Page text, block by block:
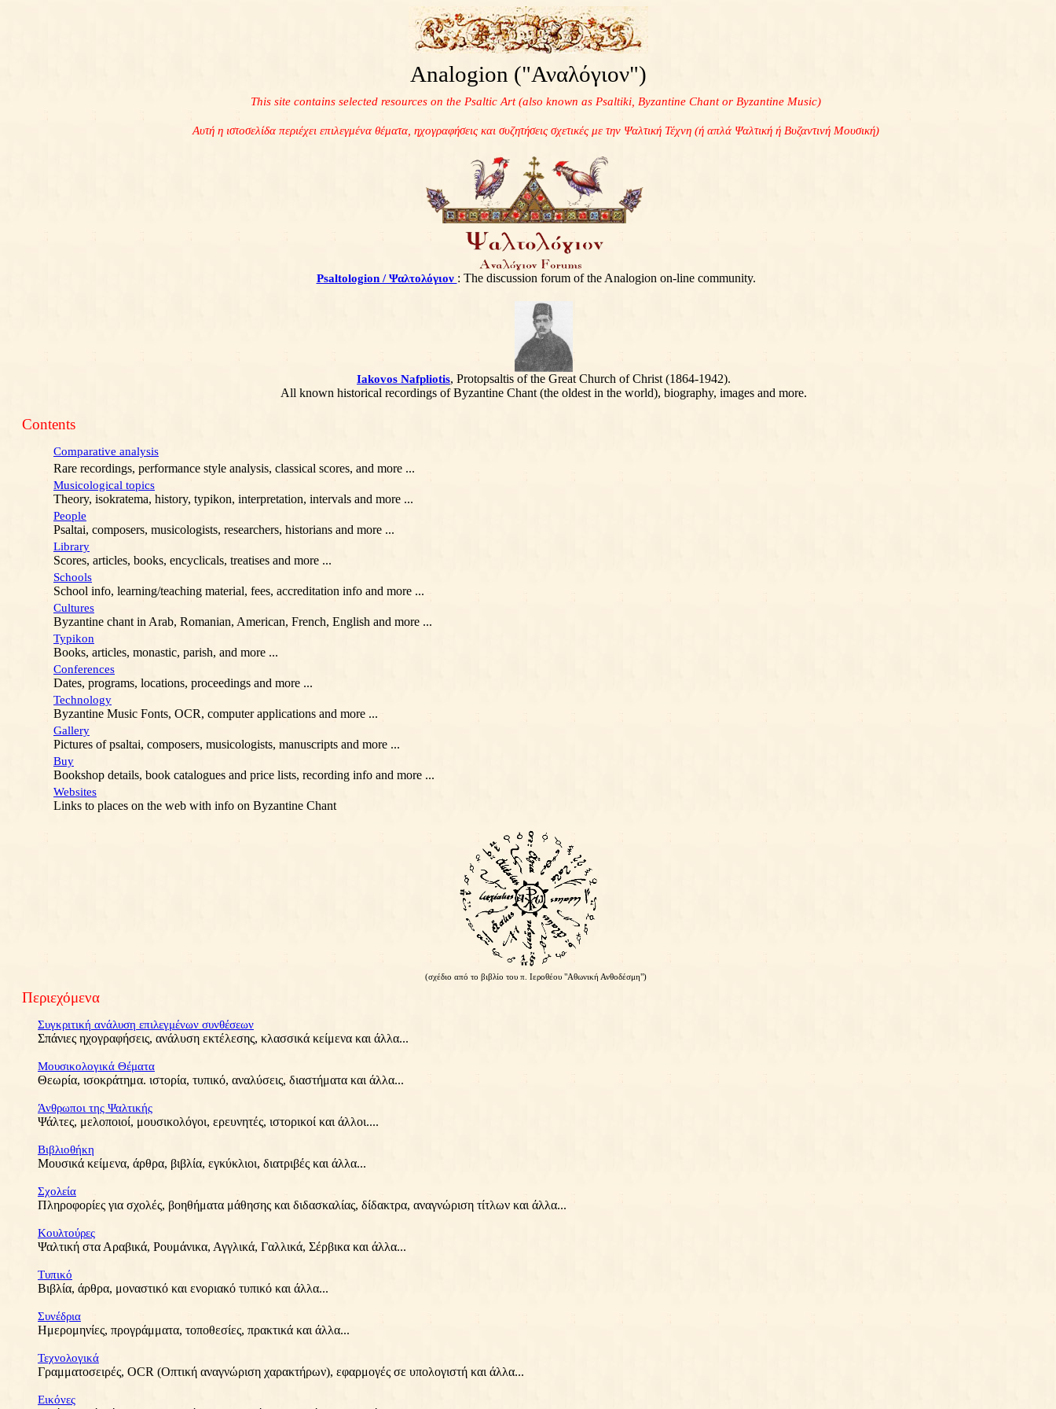
Analogion ("Αναλόγιον")
This site contains selected resources on the Psaltic Art (also known as Psaltiki, Byzantine Chant or Byzantine Music)
Αυτή η ιστοσελίδα περιέχει επιλεγμένα θέματα, ηχογραφήσεις και συζητήσεις σχετικές με την Ψαλτική Τέχνη (ή απλά Ψαλτική ή Βυζαντινή Μουσική)
Psaltologion / Ψαλτολόγιον : The discussion forum of the Analogion on-line community.
Iakovos Nafpliotis, Protopsaltis of the Great Church of Christ (1864-1942).
All known historical recordings of Byzantine Chant (the oldest in the world), biography, images and more.
Contents
Comparative analysis
Rare recordings, performance style analysis, classical scores, and more ...
Musicological topics
Theory, isokratema, history, typikon, interpretation, intervals and more ...
People
Psaltai, composers, musicologists, researchers, historians and more ...
Library
Scores, articles, books, encyclicals, treatises and more ...
Schools
School info, learning/teaching material, fees, accreditation info and more ...
Cultures
Byzantine chant in Arab, Romanian, American, French, English and more ...
Typikon
Books, articles, monastic, parish, and more ...
Conferences
Dates, programs, locations, proceedings and more ...
Technology
Byzantine Music Fonts, OCR, computer applications and more ...
Gallery
Pictures of psaltai, composers, musicologists, manuscripts and more ...
Buy
Bookshop details, book catalogues and price lists, recording info and more ...
Websites
Links to places on the web with info on Byzantine Chant
(σχέδιο από το βιβλίο του π. Ιεροθέου "Αθωνική Ανθοδέσμη")
Περιεχόμενα
Συγκριτική ανάλυση επιλεγμένων συνθέσεων
Σπάνιες ηχογραφήσεις, ανάλυση εκτέλεσης, κλασσικά κείμενα και άλλα...
Μουσικολογικά Θέματα
Θεωρία, ισοκράτημα. ιστορία, τυπικό, αναλύσεις, διαστήματα και άλλα...
Άνθρωποι της Ψαλτικής
Ψάλτες, μελοποιοί, μουσικολόγοι, ερευνητές, ιστορικοί και άλλοι....
Βιβλιοθήκη
Μουσικά κείμενα, άρθρα, βιβλία, εγκύκλιοι, διατριβές και άλλα...
Σχολεία
Πληροφορίες για σχολές, βοηθήματα μάθησης και διδασκαλίας, δίδακτρα, αναγνώριση τίτλων και άλλα...
Κουλτούρες
Ψαλτική στα Αραβικά, Ρουμάνικα, Αγγλικά, Γαλλικά, Σέρβικα και άλλα...
Τυπικό
Βιβλία, άρθρα, μοναστικό και ενοριακό τυπικό και άλλα...
Συνέδρια
Ημερομηνίες, προγράμματα, τοποθεσίες, πρακτικά και άλλα...
Τεχνολογικά
Γραμματοσειρές, OCR (Οπτική αναγνώριση χαρακτήρων), εφαρμογές σε υπολογιστή και άλλα...
Εικόνες